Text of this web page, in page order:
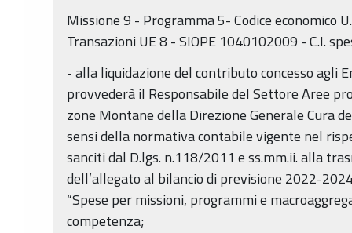
Missione 9 - Programma 5- Codice economico
Transazioni UE 8 - SIOPE 1040102009 - C.I.
- alla liquidazione del contributo concesso agli
provvederà il Responsabile del Settore Aree
zone Montane della Direzione Generale Cura
sensi della normativa contabile vigente nel
sanciti dal D.lgs. n.118/2011 e ss.mm.ii. alla
dell’allegato al bilancio di previsione 2022-
“Spese per missioni, programmi e
competenza;